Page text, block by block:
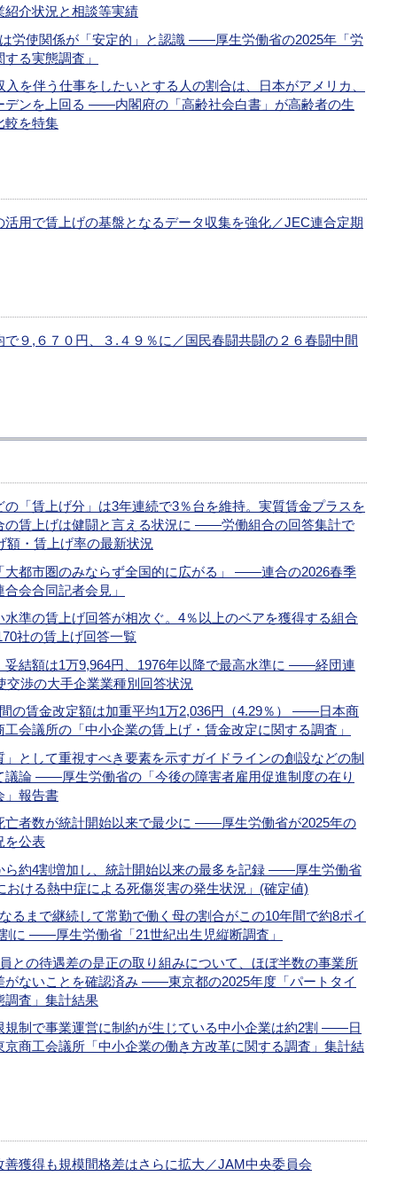
紹介状況と相談等実績
労使関係が「安定的」と認識 ――厚生労働省の2025年「労
る実態調査」
入を伴う仕事をしたいとする人の割合は、日本がアメリカ、
デンを上回る ――内閣府の「高齢社会白書」が高齢者の生
較を特集
活用で賃上げの基盤となるデータ収集を強化／JEC連合定期
で９,６７０円、３.４９％に／国民春闘共闘の２６春闘中間
の「賃上げ分」は3年連続で3％台を維持。実質賃金プラスを
の賃上げは健闘と言える状況に ――労働組合の回答集計で
額・賃上げ率の最新状況
大都市圏のみならず全国的に広がる」 ――連合の2026春季
会合同記者会見」
水準の賃上げ回答が相次ぐ。4％以上のベアを獲得する組合
社の賃上げ回答一覧
妥結額は1万9,964円、1976年以降で最高水準に ――経団連
交渉の大手企業業種別回答状況
の賃金改定額は加重平均1万2,036円（4.29％） ――日本商
会議所の「中小企業の賃上げ・賃金改定に関する調査」
として重視すべき要素を示すガイドラインの創設などの制
議論 ――厚生労働省の「今後の障害者雇用促進制度の在り
」報告書
亡者数が統計開始以来で最少に ――厚生労働省が2025年の
を公表
ら約4割増加し、統計開始以来の最多を記録 ――厚生労働省
おける熱中症による死傷災害の発生状況」(確定値)
るまで継続して常勤で働く母の割合がこの10年間で約8ポイ
に ――厚生労働省「21世紀出生児縦断調査」
との待遇差の是正の取り組みについて、ほぼ半数の事業所
がないことを確認済み ――東京都の2025年度「パートタイ
調査」集計結果
規制で事業運営に制約が生じている中小企業は約2割 ――日
京商工会議所「中小企業の働き方改革に関する調査」集計結
善獲得も規模間格差はさらに拡大／JAM中央委員会